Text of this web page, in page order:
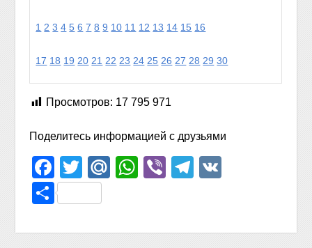
1 2 3 4 5 6 7 8 9 10 11 12 13 14 15 16
17 18 19 20 21 22 23 24 25 26 27 28 29 30
Просмотров: 17 795 971
Поделитесь информацией с друзьями
Facebook
TwitterMail.Ru
WhatsApp
ViberTelegram
Отправить